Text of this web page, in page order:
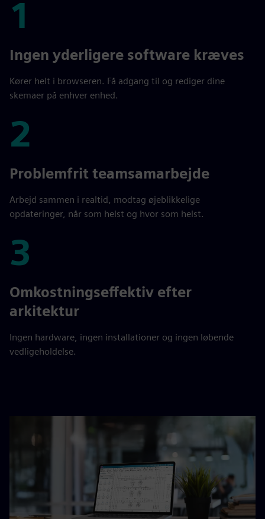
1
1
Ingen yderligere software kræves
Kører helt i browseren. Få adgang til og rediger dine
skemaer på enhver enhed.
2
2
Problemfrit teamsamarbejde
Arbejd sammen i realtid, modtag øjeblikkelige
opdateringer, når som helst og hvor som helst.
3
3
Omkostningseffektiv efter
arkitektur
Ingen hardware, ingen installationer og ingen løbende
vedligeholdelse.